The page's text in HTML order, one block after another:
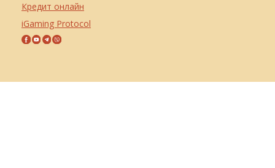
Кредит онлайн
iGaming Protocol